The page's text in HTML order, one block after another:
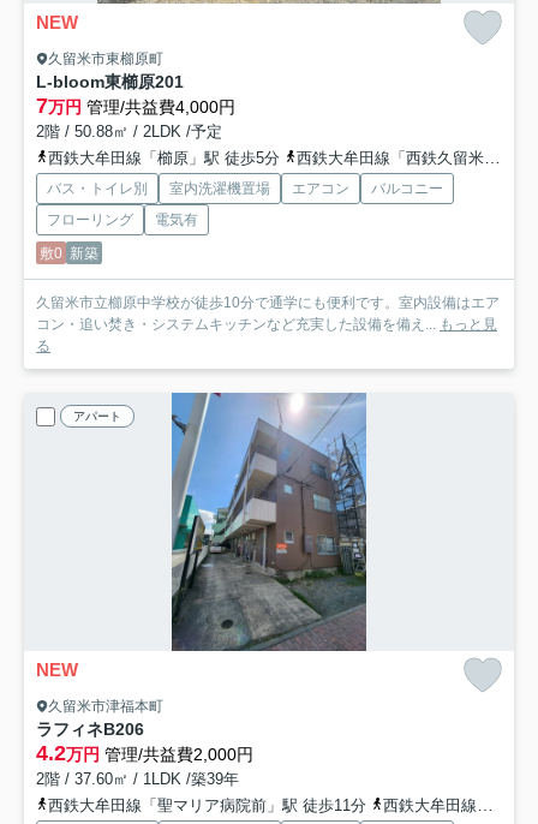
NEW
久留米市東櫛原町
L-bloom東櫛原201
7万円 管理/共益費4,000円
2階 / 50.88㎡ / 2LDK /予定
西鉄大牟田線「櫛原」駅 徒歩5分
西鉄大牟田線「西鉄久留米」駅 徒歩18分
バス・トイレ別 室内洗濯機置場 エアコン
バルコニー
フローリング
電気有
敷0 新築
久留米市立櫛原中学校が徒歩10分で通学にも便利です。室内設備はエア
コン・追い焚き・システムキッチンなど充実した設備を備え... もっと見
る
アパート
NEW
久留米市津福本町
ラフィネB206
4.2万円 管理/共益費2,000円
2階 / 37.60㎡ / 1LDK /築39年
西鉄大牟田線「聖マリア病院前」駅 徒歩11分
西鉄大牟田線「花畑」駅 徒歩17分